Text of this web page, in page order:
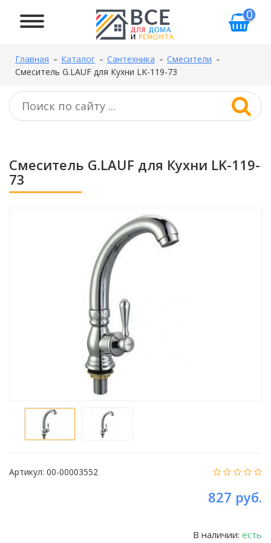
0
Главная Каталог Сантехника
Смесители
Смеситель G.LAUF для Кухни LK-119-73
Смеситель G.LAUF для Кухни LK-119-
73
Артикул: 00-00003552
827 руб.
В наличии: есть